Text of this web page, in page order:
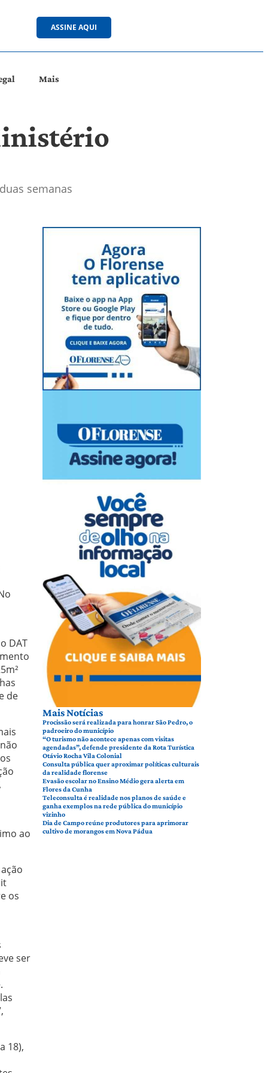
ASSINE AQUI
Mais
semanas
DAT
de
ao
os
ser
18),
Mais Notícias
Procissão será realizada para honrar São Pedro, o
padroeiro do município
“O turismo não acontece apenas com visitas
agendadas”, defende presidente da Rota Turística
Otávio Rocha Vila Colonial
Consulta pública quer aproximar políticas culturais
da realidade florense
Evasão escolar no Ensino Médio gera alerta em
Flores da Cunha
Teleconsulta é realidade nos planos de saúde e
ganha exemplos na rede pública do município
vizinho
Dia de Campo reúne produtores para aprimorar
cultivo de morangos em Nova Pádua